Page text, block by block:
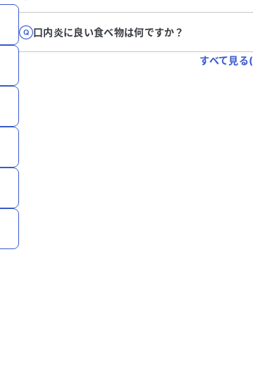
口内炎に良い食べ物は何ですか？
すべて見る(